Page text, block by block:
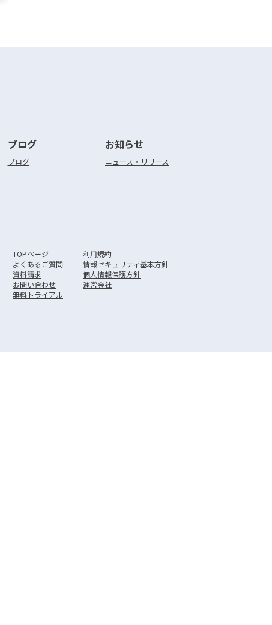
ブログ
ブログ
お知らせ
ニュース・リリース
TOPページ
よくあるご質問
資料請求
お問い合わせ
無料トライアル
利用規約
情報セキュリティ基本方針
個人情報保護方針
運営会社